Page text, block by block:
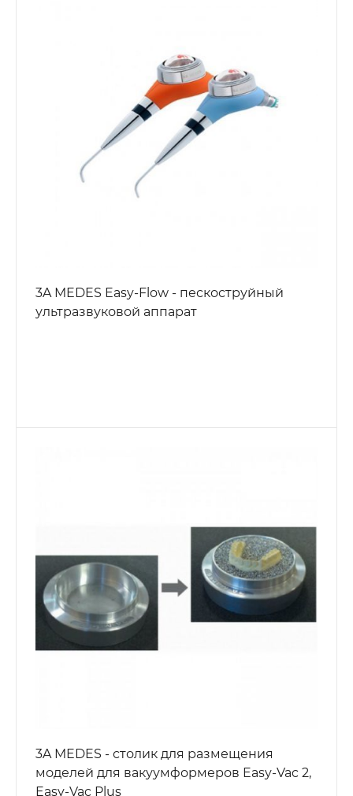
3A MEDES Easy-Flow - пескоструйный
ультразвуковой аппарат
3A MEDES - столик для размещения
моделей для вакуумформеров Easy-Vac 2,
Easy-Vac Plus